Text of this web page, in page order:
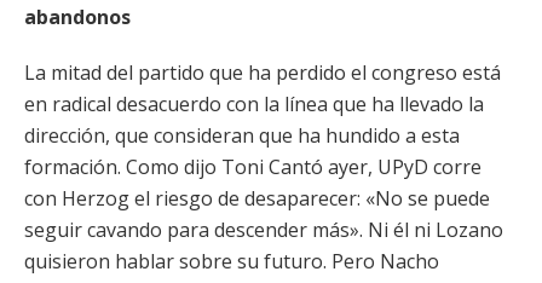
abandonos
La mitad del partido que ha perdido el congreso está
en radical desacuerdo con la línea que ha llevado la
dirección, que consideran que ha hundido a esta
formación. Como dijo Toni Cantó ayer, UPyD corre
con Herzog el riesgo de desaparecer: «No se puede
seguir cavando para descender más». Ni él ni Lozano
quisieron hablar sobre su futuro. Pero Nacho